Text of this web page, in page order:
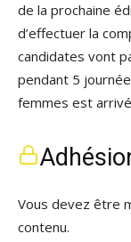
de la prochaine
d’effectuer la
candidates vont
pendant 5
femmes est
Vous devez être
contenu.